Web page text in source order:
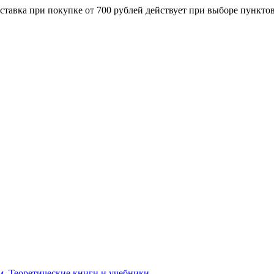
при покупке от 700 рублей действует при выборе